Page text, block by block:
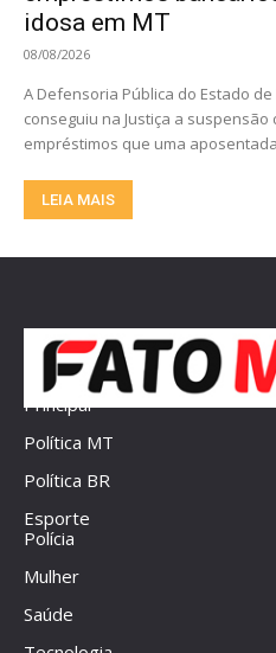
idosa em MT
08/08/2026
A Defensoria Pública do Estado de
conseguiu na Justiça a
empréstimos que uma
LEIA MAIS
Principal
Política MT
Política BR
Esporte
Polícia
Mulher
Saúde